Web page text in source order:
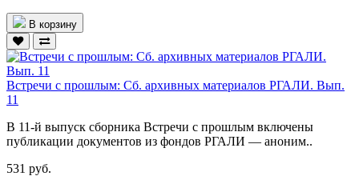
В корзину
Встречи с прошлым: Сб. архивных материалов РГАЛИ. Вып.
11
В 11-й выпуск сборника Встречи с прошлым включены
публикации документов из фондов РГАЛИ — аноним..
531 руб.